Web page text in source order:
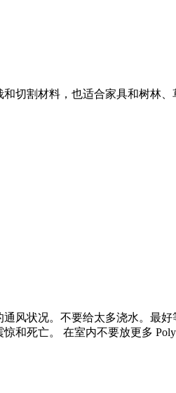
切割材料，也适合家具和树林
风状况。不要给太多浇水。最
死亡。 在室内不要放更多